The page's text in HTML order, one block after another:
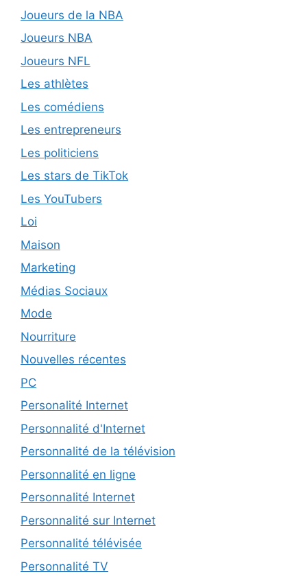
Joueurs de la NBA
Joueurs NBA
Joueurs NFL
Les athlètes
Les comédiens
Les entrepreneurs
Les politiciens
Les stars de TikTok
Les YouTubers
Loi
Maison
Marketing
Médias Sociaux
Mode
Nourriture
Nouvelles récentes
PC
Personalité Internet
Personnalité d'Internet
Personnalité de la télévision
Personnalité en ligne
Personnalité Internet
Personnalité sur Internet
Personnalité télévisée
Personnalité TV